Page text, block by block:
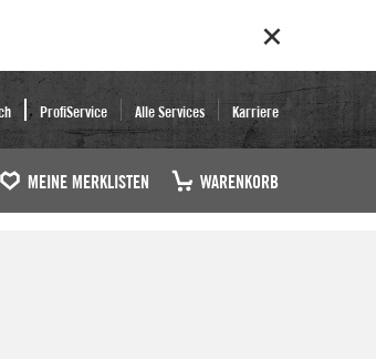
ProfiService Alle Services Karriere
MEINE MERKLISTEN WARENKORB